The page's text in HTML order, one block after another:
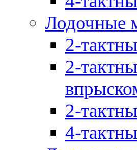
Лодочные
2-
2-
2-
4-